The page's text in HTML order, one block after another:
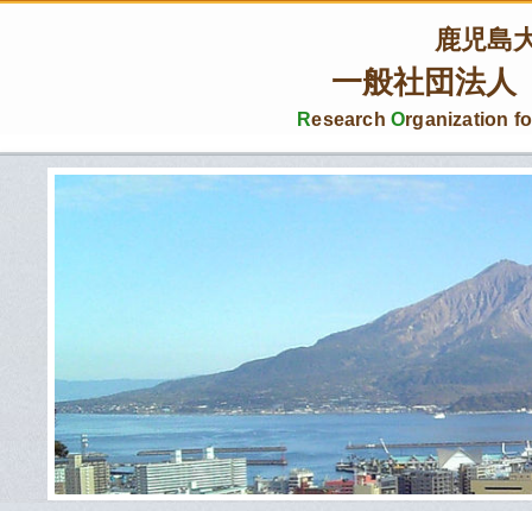
鹿児島
一般社団法
ResearchOrganization